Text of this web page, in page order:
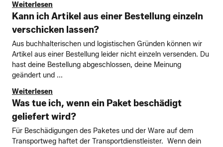
Weiterlesen
Kann ich Artikel aus einer Bestellung einzeln
verschicken lassen?
Aus buchhalterischen und logistischen Gründen können wir
Artikel aus einer Bestellung leider nicht einzeln versenden. Du
hast deine Bestellung abgeschlossen, deine Meinung
geändert und ...
Weiterlesen
Was tue ich, wenn ein Paket beschädigt
geliefert wird?
Für Beschädigungen des Paketes und der Ware auf dem
Transportweg haftet der Transportdienstleister. Wenn dein